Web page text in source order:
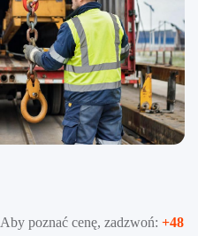
Aby poznać cenę, zadzwoń: +48